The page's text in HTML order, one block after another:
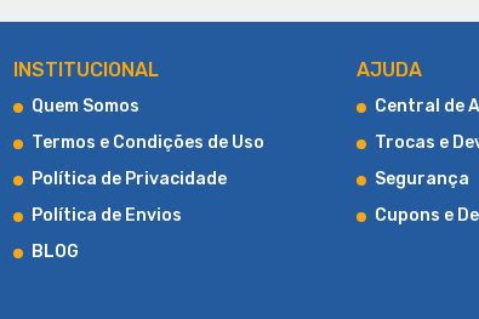
INSTITUCIONAL
Quem Somos
Termos e Condições de Uso
Política de Privacidade
Política de Envios
BLOG
AJUDA
Central de
Trocas e
Segurança
Cupons e